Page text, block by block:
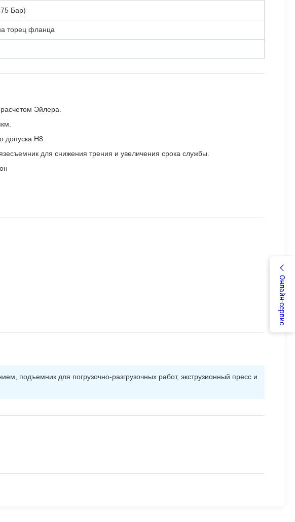
Онлайн-сервис
Бар)
торец фланца
Эйлера.
допуска H8.
для снижения трения и увеличения срока службы.
подъемник для погрузочно-разгрузочных работ, экструзионный пресс и